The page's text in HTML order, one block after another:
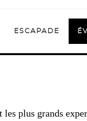
ESCAPADE
plus grands